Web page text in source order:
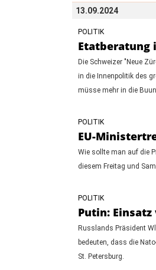
13.09.2024
POLITIK
Etatberatung
Die Schweizer "Neue
in die Innenpolitik des
müsse mehr in die
POLITIK
EU-
Wie sollte man auf die
diesem Freitag und
POLITIK
Putin:
Russlands Präsident
bedeuten, dass die
St. Petersburg.